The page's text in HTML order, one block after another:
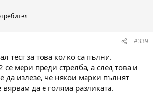
#339
тест за това колко са пълни.
се мери преди стрелба, а след това и
да излезе, че някои марки пълнят
да е голяма разликата.